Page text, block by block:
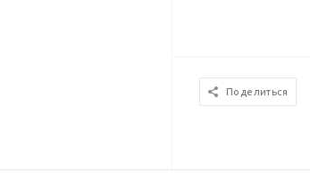
Поделиться